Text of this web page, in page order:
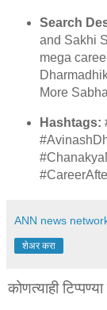
Search
and Sakhi
mega
More
Hashtags:
ANN news
शेअर करा
कोणत्याही